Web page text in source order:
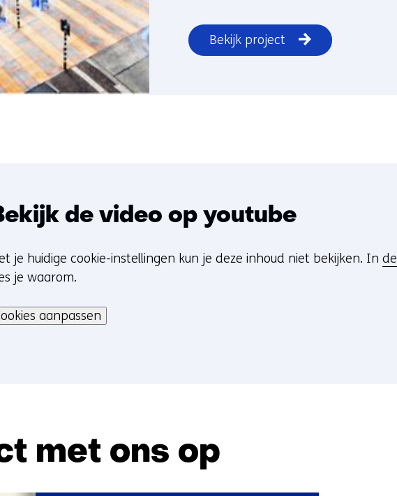
Bekijk project
DITM
de video op youtube
je huidige cookie-instellingen kun je deze inhoud niet bekijken. In
je waarom.
aanpassen
met ons op